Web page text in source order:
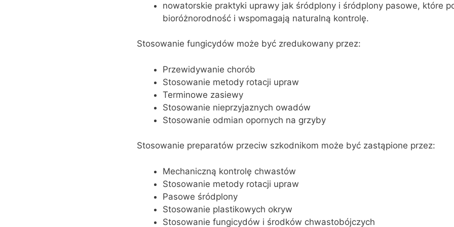
nowatorskie praktyki uprawy jak śródplony i śródplony pasowe, które
bioróżnorodność i wspomagają naturalną kontrolę.
Stosowanie fungicydów może być zredukowany przez:
Przewidywanie chorób
Stosowanie metody rotacji upraw
Terminowe zasiewy
Stosowanie nieprzyjaznych owadów
Stosowanie odmian opornych na grzyby
Stosowanie preparatów przeciw szkodnikom może być zastąpione przez:
Mechaniczną kontrolę chwastów
Stosowanie metody rotacji upraw
Pasowe śródplony
Stosowanie plastikowych okryw
Stosowanie fungicydów i środków chwastobójczych